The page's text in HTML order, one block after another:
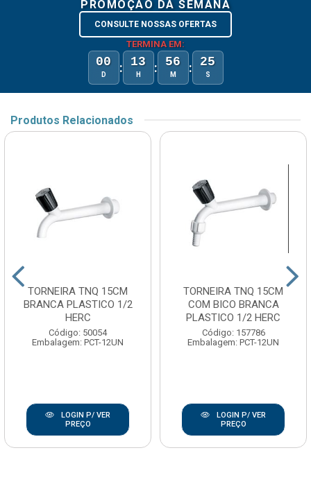
PROMOÇÃO DA SEMANA
CONSULTE NOSSAS OFERTAS
TERMINA EM:
00
D : 13
H : 56
M : 25
S
Produtos Relacionados
TORNEIRA TNQ 15CM
BRANCA PLASTICO 1/2
HERC
Código: 50054
Embalagem: PCT-12UN
LOGIN P/ VER
PREÇO
TORNEIRA TNQ 15CM
COM BICO BRANCA
PLASTICO 1/2 HERC
Código: 157786
Embalagem: PCT-12UN
LOGIN P/ VER
PREÇO